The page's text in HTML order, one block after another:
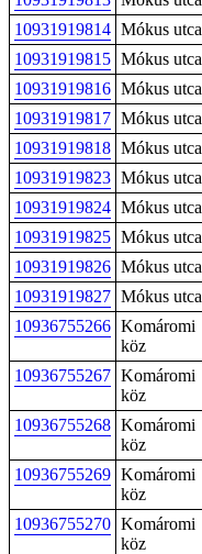
10931919814 Mókus utca
10931919815 Mókus utca
10931919816 Mókus utca
10931919817 Mókus utca
10931919818 Mókus utca
10931919823 Mókus utca
10931919824 Mókus utca
10931919825 Mókus utca
10931919826 Mókus utca
10931919827 Mókus utca
10936755266 Komáromi
köz
10936755267 Komáromi
köz
10936755268 Komáromi
köz
10936755269 Komáromi
köz
10936755270 Komáromi
köz